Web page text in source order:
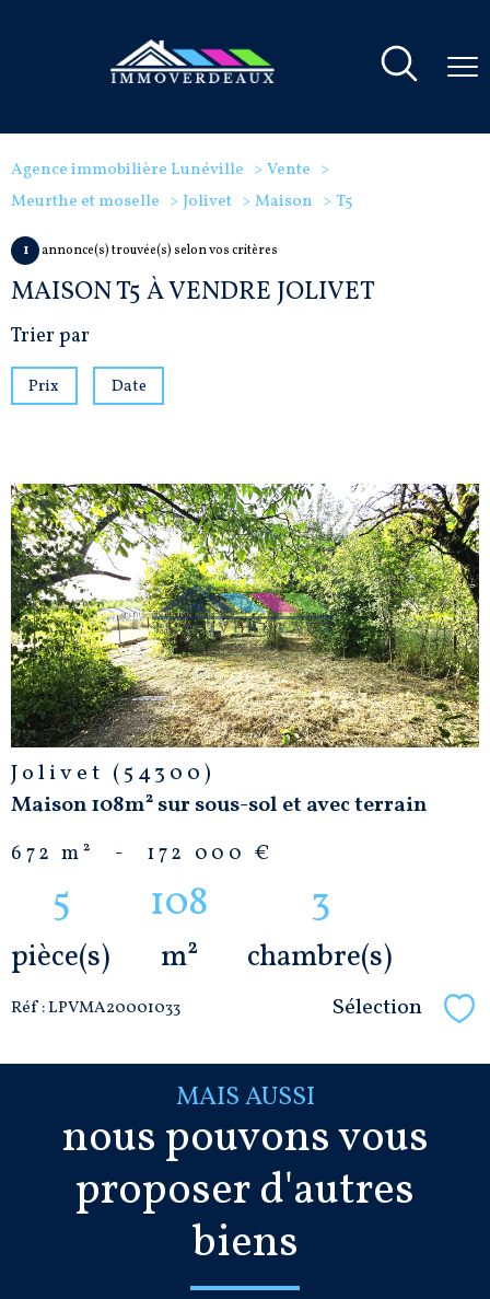
Agence immobilière Lunéville
Vente
Meurthe et moselle
Jolivet Maison T5
1 annonce(s) trouvée(s) selon vos critères
MAISON T5 À VENDRE JOLIVET
Trier par
Prix Date
VOIR LE
BIEN
Jolivet (54300)
Maison 108m² sur sous-sol et avec terrain
672 m² - 172 000 €
5
pièce(s)
108
m²
3
chambre(s)
Réf : LPVMA20001033 Sélection
MAIS AUSSI
nous pouvons vous
proposer d'autres
biens